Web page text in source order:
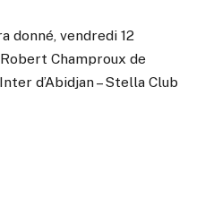
donné, vendredi 12
Champroux de
d’Abidjan – Stella Club